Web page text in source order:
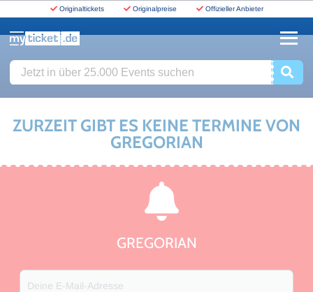
Originaltickets Originalpreise Offizieller Anbieter
Jetzt in über 25.000 Events suchen
ZURZEIT GIBT ES KEINE TERMINE VON
GREGORIAN
GREGORIAN
Deine E-Mail-Adresse